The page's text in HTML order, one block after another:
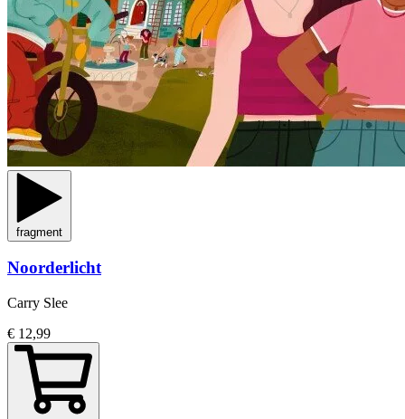
fragment
Noorderlicht
Carry Slee
€ 12,99